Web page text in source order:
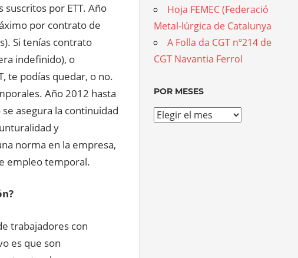
por ETT. Año
por contrato de
Si tenías contrato
indefinido), o
te podías quedar, o no.
Año 2012 hasta
asegura la continuidad
y
norma en la empresa,
empleo temporal.
trabajadores con
es que son
Hoja FEMEC (Federació
Metal-lúrgica de Catalunya
A Folla da CGT nº214 de
CGT Navantia Ferrol
POR MESES
Por